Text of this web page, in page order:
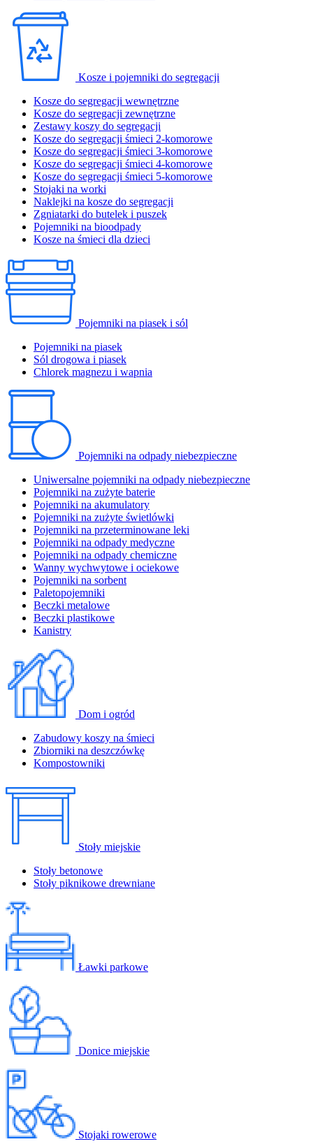
Kosze i pojemniki do segregacji
Kosze do segregacji wewnętrzne
Kosze do segregacji zewnętrzne
Zestawy koszy do segregacji
Kosze do segregacji śmieci 2-komorowe
Kosze do segregacji śmieci 3-komorowe
Kosze do segregacji śmieci 4-komorowe
Kosze do segregacji śmieci 5-komorowe
Stojaki na worki
Naklejki na kosze do segregacji
Zgniatarki do butelek i puszek
Pojemniki na bioodpady
Kosze na śmieci dla dzieci
Pojemniki na piasek i sól
Pojemniki na piasek
Sól drogowa i piasek
Chlorek magnezu i wapnia
Pojemniki na odpady niebezpieczne
Uniwersalne pojemniki na odpady niebezpieczne
Pojemniki na zużyte baterie
Pojemniki na akumulatory
Pojemniki na zużyte świetlówki
Pojemniki na przeterminowane leki
Pojemniki na odpady medyczne
Pojemniki na odpady chemiczne
Wanny wychwytowe i ociekowe
Pojemniki na sorbent
Paletopojemniki
Beczki metalowe
Beczki plastikowe
Kanistry
Dom i ogród
Zabudowy koszy na śmieci
Zbiorniki na deszczówkę
Kompostowniki
Stoły miejskie
Stoły betonowe
Stoły piknikowe drewniane
Ławki parkowe
Donice miejskie
Stojaki rowerowe